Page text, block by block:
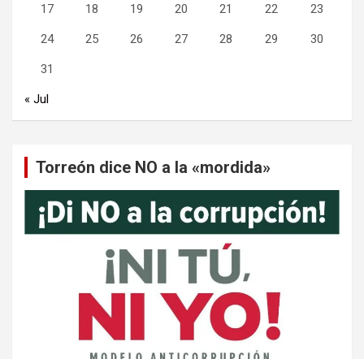
17 18 19 20 21 22 23
24 25 26 27 28 29 30
31
« Jul
Torreón dice NO a la «mordida»